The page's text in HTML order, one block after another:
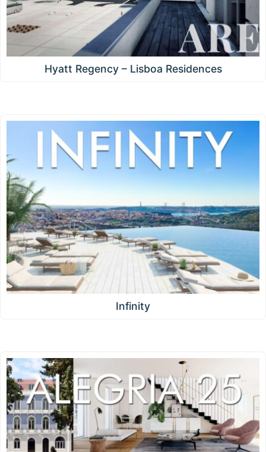
Hyatt Regency – Lisboa Residences
Infinity